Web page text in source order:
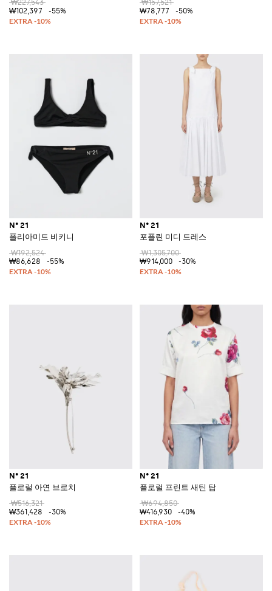
₩227,543
₩102,397
-55%
₩157,521
₩78,777
-50%
N° 21
폴리아미드 비키니
₩192,524
₩86,628
-55%
N° 21
포플린 미디 드레스
₩1,305,700
₩914,000
-30%
N° 21
플로럴 아연 브로치
₩516,321
₩361,428
-30%
N° 21
플로럴 프린트 새틴 탑
₩694,850
₩416,930
-40%